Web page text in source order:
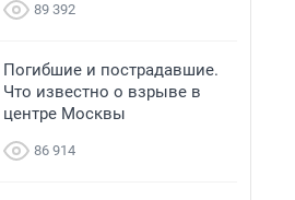
89 392
Погибшие и пострадавшие.
Что известно о взрыве в
центре Москвы
86 914